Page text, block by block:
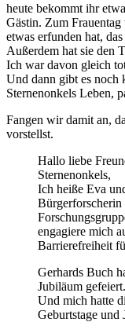
heute bekommt ihr
Gästin. Zum
etwas erfunden hat,
Außerdem hat sie den
Ich war davon gleich
Und dann gibt es noch
Sternenonkels Leben,
Fangen wir damit an,
vorstellst.
Hallo liebe
Sternenonkels,
Ich heiße Eva
engagiere mich
Barrierefreiheit
Gerhards Buch
Jubiläum gefeiert.
Und mich hatte
Geburtstage und